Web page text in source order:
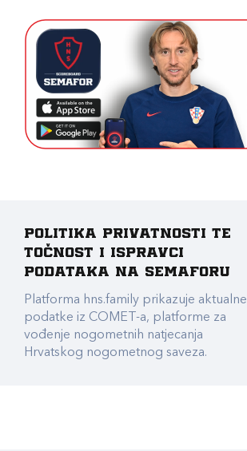
Politika privatnosti te
točnost i ispravci
podataka na Semaforu
Platforma hns.family prikazuje aktualne
podatke iz COMET-a, platforme za
vođenje nogometnih natjecanja
Hrvatskog nogometnog saveza.